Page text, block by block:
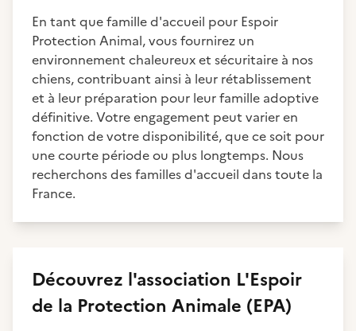
En tant que famille d'accueil pour Espoir
Protection Animal, vous fournirez un
environnement chaleureux et sécuritaire à nos
chiens, contribuant ainsi à leur rétablissement
et à leur préparation pour leur famille adoptive
définitive. Votre engagement peut varier en
fonction de votre disponibilité, que ce soit pour
une courte période ou plus longtemps. Nous
recherchons des familles d'accueil dans toute la
France.
Découvrez l'association L'Espoir
de la Protection Animale (EPA)